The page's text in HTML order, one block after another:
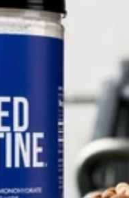
gräsbetande djur
från get